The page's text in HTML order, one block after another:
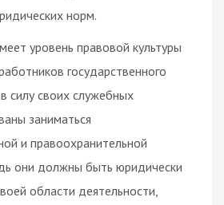
норм.
уровень правовой культуры
государственного
силу своих служебных
заниматься
и правоохранительной
они должны быть юридически
области деятельности,